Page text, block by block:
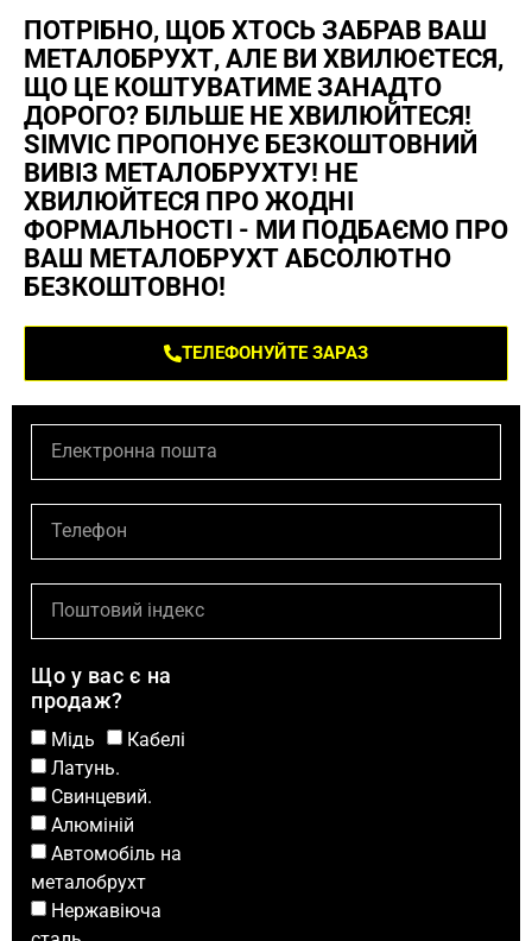
ПОТРІБНО, ЩОБ ХТОСЬ ЗАБРАВ ВАШ
МЕТАЛОБРУХТ, АЛЕ ВИ ХВИЛЮЄТЕСЯ,
ЩО ЦЕ КОШТУВАТИМЕ ЗАНАДТО
ДОРОГО? БІЛЬШЕ НЕ ХВИЛЮЙТЕСЯ!
SIMVIC ПРОПОНУЄ БЕЗКОШТОВНИЙ
ВИВІЗ МЕТАЛОБРУХТУ! НЕ
ХВИЛЮЙТЕСЯ ПРО ЖОДНІ
ФОРМАЛЬНОСТІ - МИ ПОДБАЄМО ПРО
ВАШ МЕТАЛОБРУХТ АБСОЛЮТНО
БЕЗКОШТОВНО!
ТЕЛЕФОНУЙТЕ ЗАРАЗ
Що у вас є на
продаж?
Мідь
Кабелі
Латунь.
Свинцевий.
Алюміній
Автомобіль на
металобрухт
Нержавіюча